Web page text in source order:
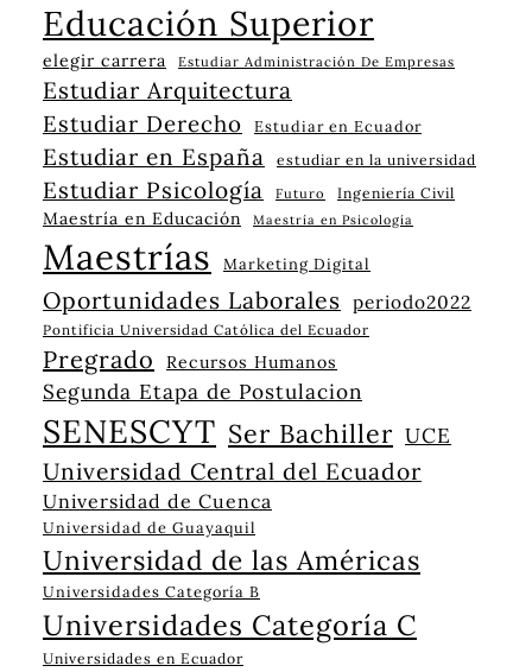
Educación Superior
elegir carrera Estudiar Administración De Empresas
Estudiar Arquitectura
Estudiar Derecho
Estudiar en Ecuador
Estudiar en España estudiar en la universidad
Estudiar Psicología Futuro Ingeniería Civil
Maestría en Educación Maestría en Psicología
Maestrías Marketing Digital
Oportunidades Laborales periodo2022
Pontificia Universidad Católica del Ecuador
Pregrado Recursos Humanos
Segunda Etapa de Postulacion
SENESCYT Ser Bachiller UCE
Universidad Central del Ecuador
Universidad de Cuenca
Universidad de Guayaquil
Universidad de las Américas
Universidades Categoría B
Universidades Categoría C
Universidades en Ecuador